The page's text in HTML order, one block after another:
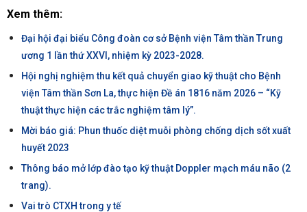
Xem thêm:
Đại hội đại biểu Công đoàn cơ sở Bệnh viện Tâm thần Trung
ương 1 lần thứ XXVI, nhiệm kỳ 2023-2028.
Hội nghị nghiệm thu kết quả chuyển giao kỹ thuật cho Bệnh
viện Tâm thần Sơn La, thực hiện Đề án 1816 năm 2026 – “Kỹ
thuật thực hiện các trắc nghiệm tâm lý”.
Mời báo giá: Phun thuốc diệt muỗi phòng chống dịch sốt xuất
huyết 2023
Thông báo mở lớp đào tạo kỹ thuật Doppler mạch máu não (2
trang).
Vai trò CTXH trong y tế